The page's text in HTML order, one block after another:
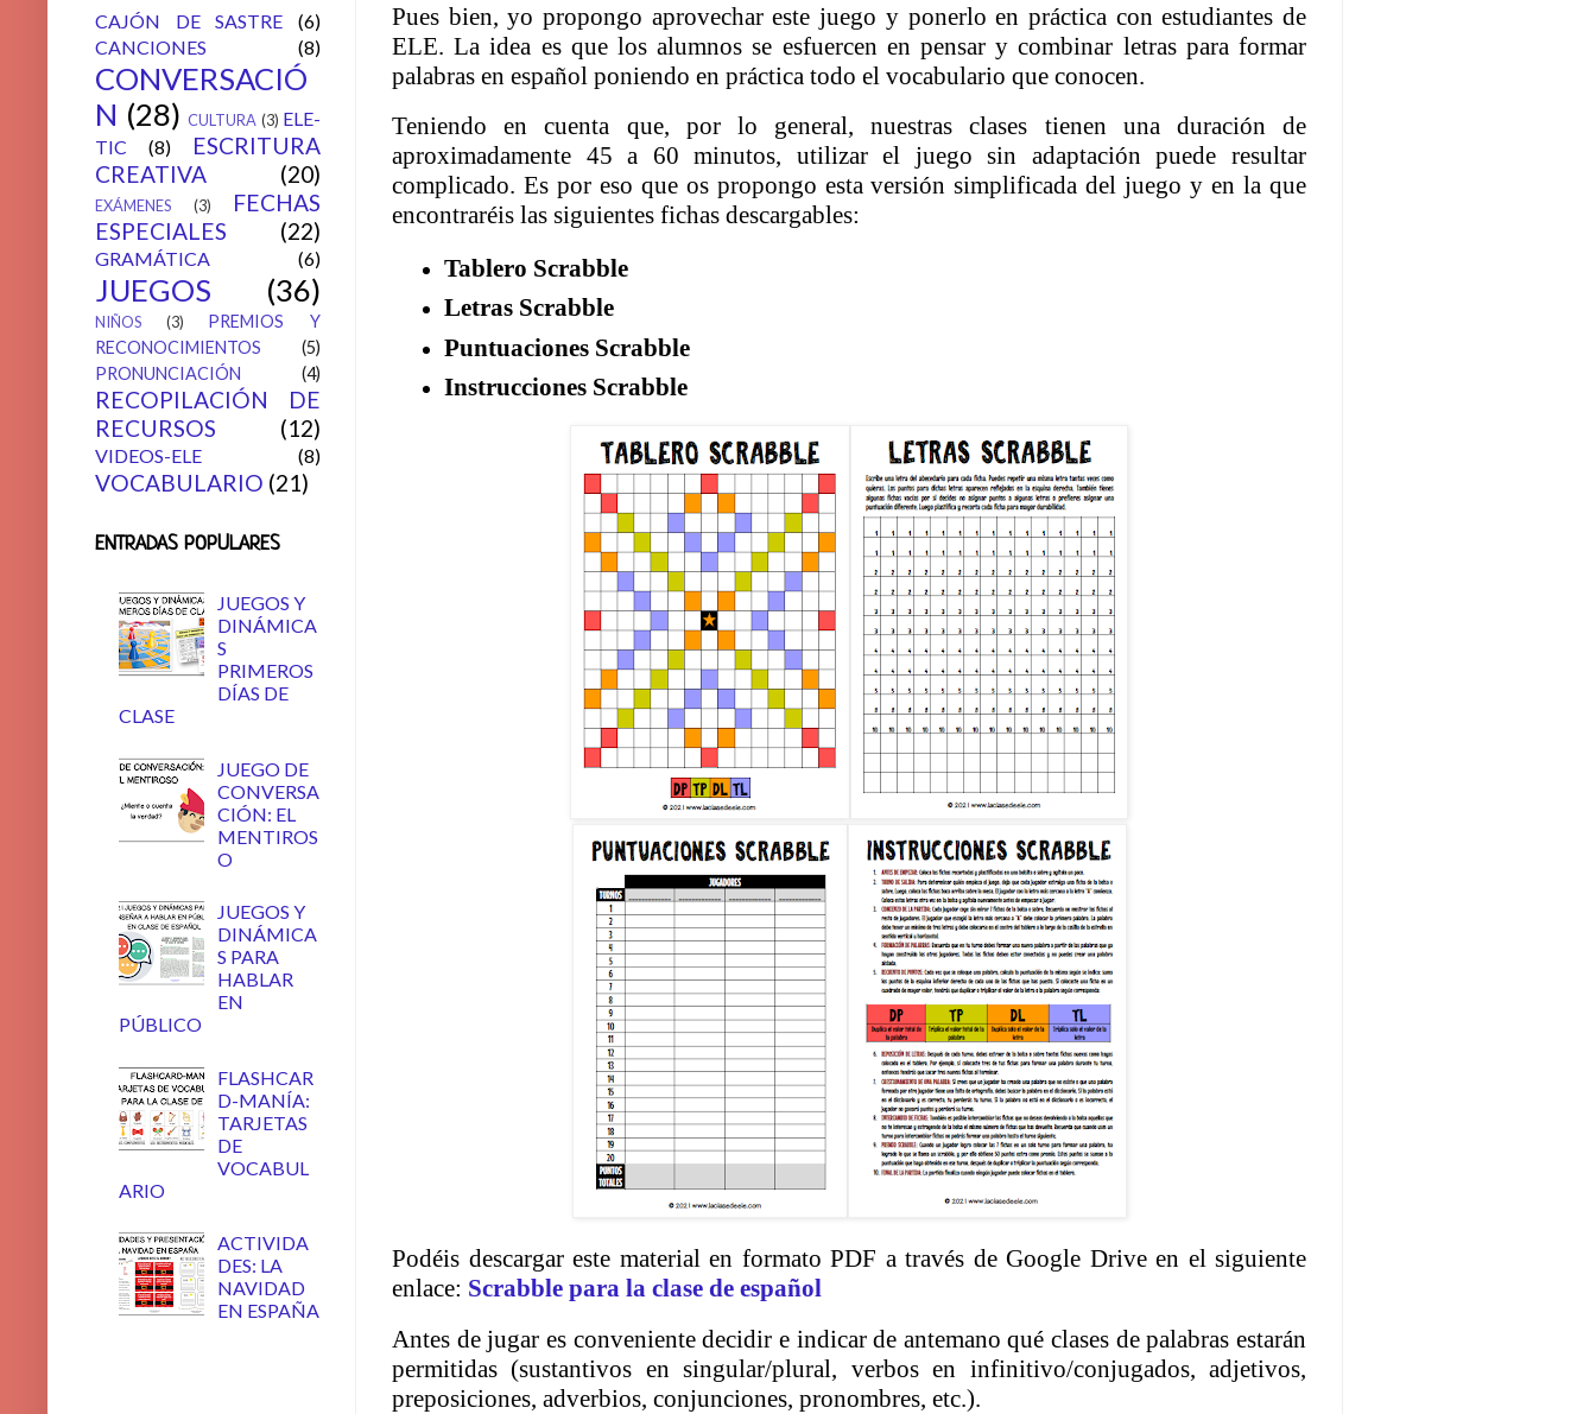
Pues bien, yo propongo aprovechar este juego y ponerlo en práctica con estudiantes de
ELE. La idea es que los alumnos se esfuercen en pensar y combinar letras para formar
palabras en español poniendo en práctica todo el vocabulario que conocen.
Teniendo en cuenta que, por lo general, nuestras clases tienen una duración de
aproximadamente 45 a 60 minutos, utilizar el juego sin adaptación puede resultar
complicado. Es por eso que os propongo esta versión simplificada del juego y en la que
encontraréis las siguientes fichas descargables:
Tablero Scrabble
Letras Scrabble
Puntuaciones Scrabble
Instrucciones Scrabble
Podéis descargar este material en formato PDF a través de Google Drive en el siguiente
enlace: Scrabble para la clase de español
Antes de jugar es conveniente decidir e indicar de antemano qué clases de palabras estarán
permitidas (sustantivos en singular/plural, verbos en infinitivo/conjugados, adjetivos,
preposiciones, adverbios, conjunciones, pronombres, etc.).
CAJÓN DE SASTRE
(6)
CANCIONES
(8)
CONVERSACIÓ
N (28) CULTURA (3) ELE-
TIC
(8)
ESCRITURA
CREATIVA
(20)
EXÁMENES (3)
FECHAS
ESPECIALES
(22)
GRAMÁTICA (6)
JUEGOS (36)
NIÑOS (3)
PREMIOS Y
RECONOCIMIENTOS
(5)
PRONUNCIACIÓN
(4)
RECOPILACIÓN DE
RECURSOS
(12)
VIDEOS-ELE (8)
VOCABULARIO (21)
ENTRADAS POPULARES
JUEGOS Y
DINÁMICA
S
PRIMEROS
DÍAS DE
CLASE
JUEGO DE
CONVERSA
CIÓN: EL
MENTIROS
O
JUEGOS Y
DINÁMICA
S PARA
HABLAR
EN
PÚBLICO
FLASHCAR
D-MANÍA:
TARJETAS
DE
VOCABUL
ARIO
ACTIVIDA
DES: LA
NAVIDAD
EN ESPAÑA